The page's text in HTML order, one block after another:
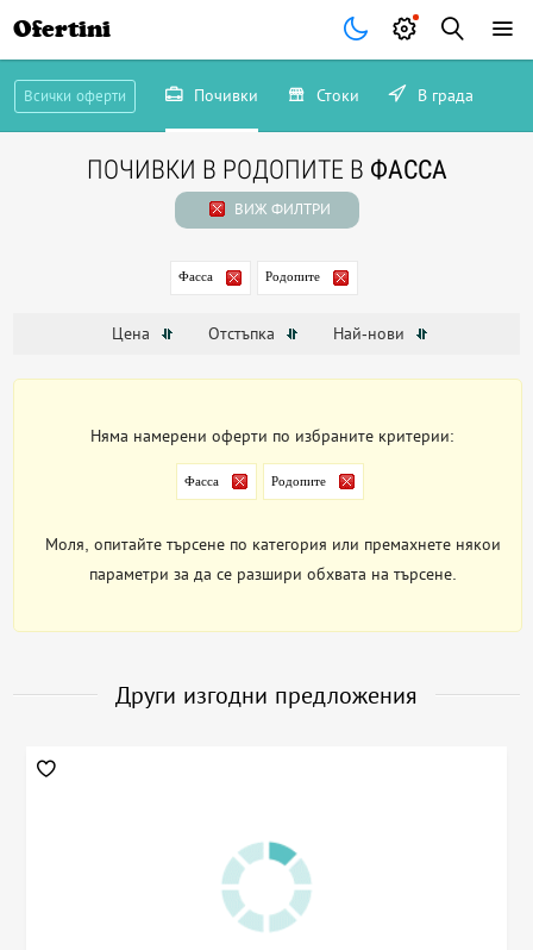
Ofertini
Всички оферти Почивки Стоки В града
ПОЧИВКИ В РОДОПИТЕ В ФАССА
ВИЖ ФИЛТРИ
Фасса Родопите
Цена Отстъпка Най-нови
Няма намерени оферти по избраните критерии:
Фасса Родопите
Моля, опитайте търсене по категория или премахнете някои
параметри за да се разшири обхвата на търсене.
Други изгодни предложения